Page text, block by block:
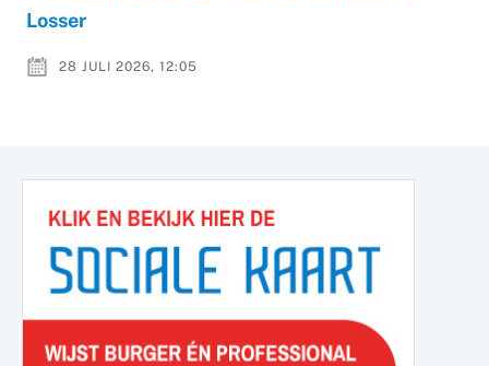
Losser
28 JULI 2026, 12:05